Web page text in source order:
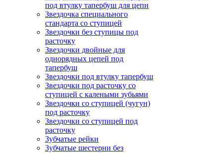
под втулку тапербуш для цепи
Звездочка специального
стандарта со ступицей
Звездочки без ступицы под
расточку
Звездочки двойные для
однорядных цепей под
тапербуш
Звездочки под втулку тапербуш
Звездочки под расточку со
ступицей с калеными зубьями
Звездочки со ступицей (чугун)
под расточку
Звездочки со ступицей под
расточку
Зубчатые рейки
Зубчатые шестерни без